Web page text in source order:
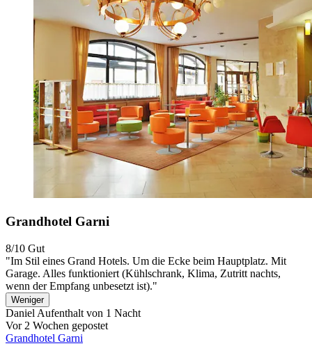
Grandhotel Garni
8/10 Gut
"Im Stil eines Grand Hotels. Um die Ecke beim Hauptplatz. Mit
Garage. Alles funktioniert (Kühlschrank, Klima, Zutritt nachts,
wenn der Empfang unbesetzt ist)."
Weniger
Daniel Aufenthalt von 1 Nacht
Vor 2 Wochen gepostet
Grandhotel Garni